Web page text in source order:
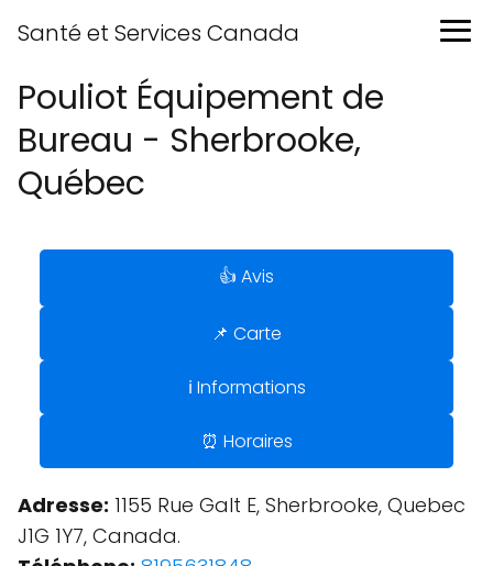
Santé et Services Canada
Pouliot Équipement de
Bureau - Sherbrooke,
Québec
👍 Avis
📌 Carte
ℹ️ Informations
⏰ Horaires
Adresse: 1155 Rue Galt E, Sherbrooke, Quebec
J1G 1Y7, Canada.